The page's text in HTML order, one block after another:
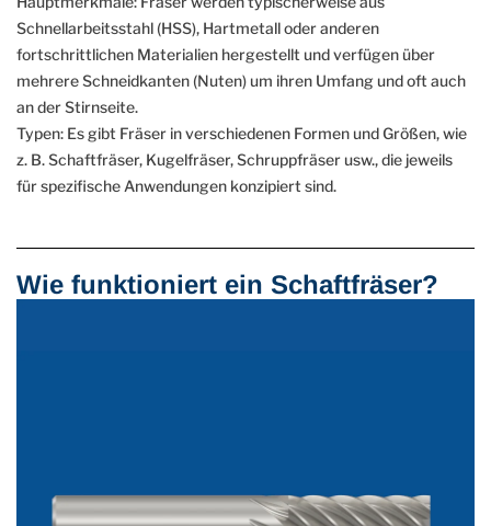
Schnellarbeitsstahl (HSS), Hartmetall oder anderen
fortschrittlichen Materialien hergestellt und verfügen über
mehrere Schneidkanten (Nuten) um ihren Umfang und oft auch
an der Stirnseite.
Typen: Es gibt Fräser in verschiedenen Formen und Größen, wie
z. B. Schaftfräser, Kugelfräser, Schruppfräser usw., die jeweils
für spezifische Anwendungen konzipiert sind.
Wie funktioniert ein Schaftfräser?